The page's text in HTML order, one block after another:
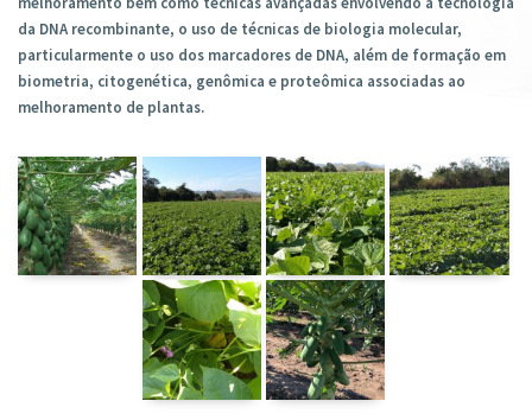
da DNA recombinante, o uso de técnicas de biologia molecular,
particularmente o uso dos marcadores de DNA, além de formação em
biometria, citogenética, genômica e proteômica associadas ao
melhoramento de plantas.